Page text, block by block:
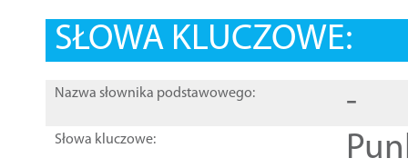
SŁOWA KLUCZOWE:
Nazwa słownika podstawowego: -
Słowa kluczowe: